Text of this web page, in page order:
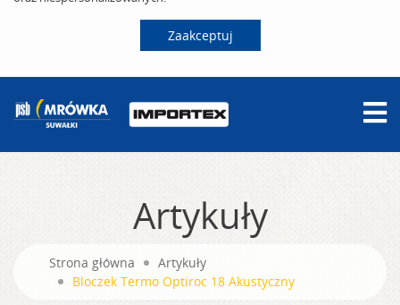
Zaakceptuj
Artykuły
Strona główna
Artykuły
Bloczek Termo Optiroc 18 Akustyczny